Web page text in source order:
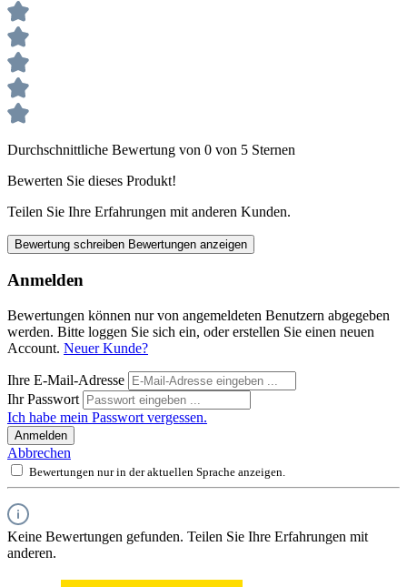
Durchschnittliche Bewertung von 0 von 5 Sternen
Bewerten Sie dieses Produkt!
Teilen Sie Ihre Erfahrungen mit anderen Kunden.
Bewertung schreiben Bewertungen anzeigen
Anmelden
Bewertungen können nur von angemeldeten Benutzern abgegeben
werden. Bitte loggen Sie sich ein, oder erstellen Sie einen neuen
Account. Neuer Kunde?
Ihre E-Mail-Adresse
Ihr Passwort
Ich habe mein Passwort vergessen.
Anmelden
Abbrechen
Bewertungen nur in der aktuellen Sprache anzeigen.
Keine Bewertungen gefunden. Teilen Sie Ihre Erfahrungen mit
anderen.